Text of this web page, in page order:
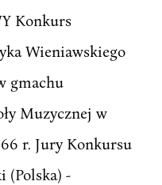
Konkurs
Wieniawskiego
gmachu
Muzycznej w
r. Jury Konkursu
(Polska) -